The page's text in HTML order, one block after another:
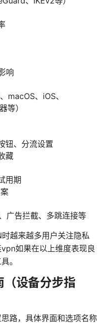
响
macOS、iOS、
等）
钮、分流设置
藏
用期
广告拦截、多跳连接等
越来越多用户关注隐私
如果在以上维度表现良
。
（设备分步指
路，具体界面和选项名称